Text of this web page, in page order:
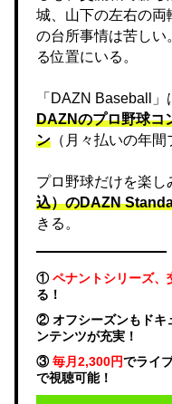
城、山下の左右の両
の台所事情は苦しい
る位置にいる。
「DAZN Baseball」
DAZNのプロ野球コ
ン （月々払いの年間
プロ野球だけを楽し
込）のDAZN
きる。
①ペナントシリーズ、
る！
② オフシーズンもドキ
ンテンツが充実！
③毎月2,300円でライ
で視聴可能！